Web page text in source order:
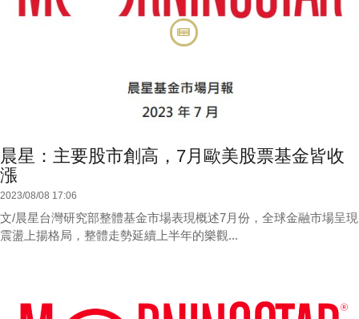
晨星：主要股市創高，7月歐美股票基金皆收
漲
2023/08/08 17:06
文/晨星台灣研究部整體基金市場表現概述7月份，全球金融市場呈現
震盪上揚格局，整體走勢延續上半年的樂觀...